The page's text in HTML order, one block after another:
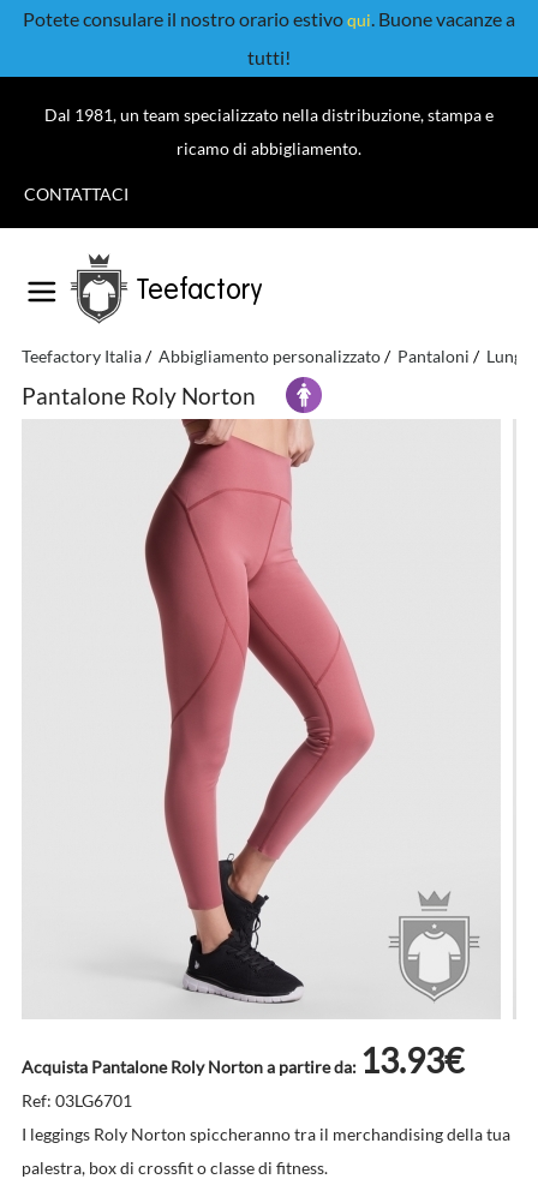
Potete consulare il nostro orario estivoqui. Buone vacanze a
tutti!
Dal 1981, un team specializzato nella distribuzione, stampa e
ricamo di abbigliamento.
CONTATTACI
Teefactory
Teefactory Italia Abbigliamento personalizzato Pantaloni Lunghi
Pantalone Roly Norton
Acquista Pantalone Roly Norton a partire da: 13.93€
Ref: 03LG6701
I leggings Roly Norton spiccheranno tra il merchandising della tua
palestra, box di crossfit o classe di fitness.